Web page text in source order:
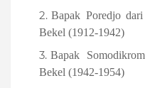
Bapak Poredjo
Bekel (1912-1942)
Bapak
Bekel (1942-1954)